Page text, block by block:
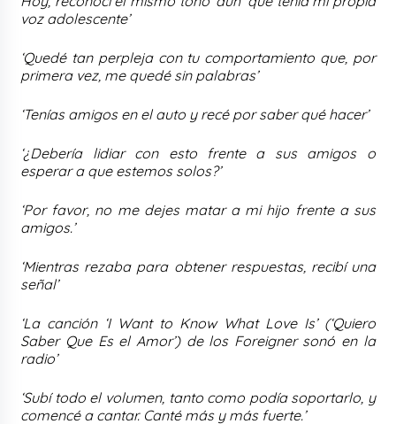
voz adolescente’
‘Quedé tan perpleja con tu comportamiento que, por
primera vez, me quedé sin palabras’
‘Tenías amigos en el auto y recé por saber qué hacer’
‘¿Debería lidiar con esto frente a sus amigos o
esperar a que estemos solos?’
‘Por favor, no me dejes matar a mi hijo frente a sus
amigos.’
‘Mientras rezaba para obtener respuestas, recibí una
señal’
‘La canción ‘I Want to Know What Love Is’ (‘Quiero
Saber Que Es el Amor’) de los Foreigner sonó en la
radio’
‘Subí todo el volumen, tanto como podía soportarlo, y
comencé a cantar. Canté más y más fuerte.’